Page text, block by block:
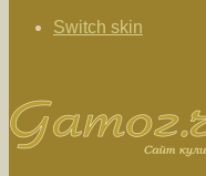
Switch skin